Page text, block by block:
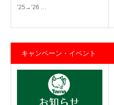
’25→’26 …
キャンペーン・イベント